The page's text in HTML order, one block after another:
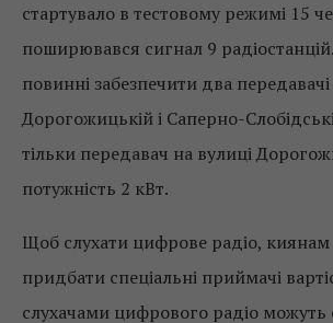
стартувало в тестовому режимі 15
поширювався сигнал 9
повинні забезпечити два
Дорогожицькій і Саперно-
тільки передавач на вулиці
потужність 2 кВт.
Щоб слухати цифрове радіо, киянам
придбати спеціальні приймачі
слухачами цифрового радіо можуть